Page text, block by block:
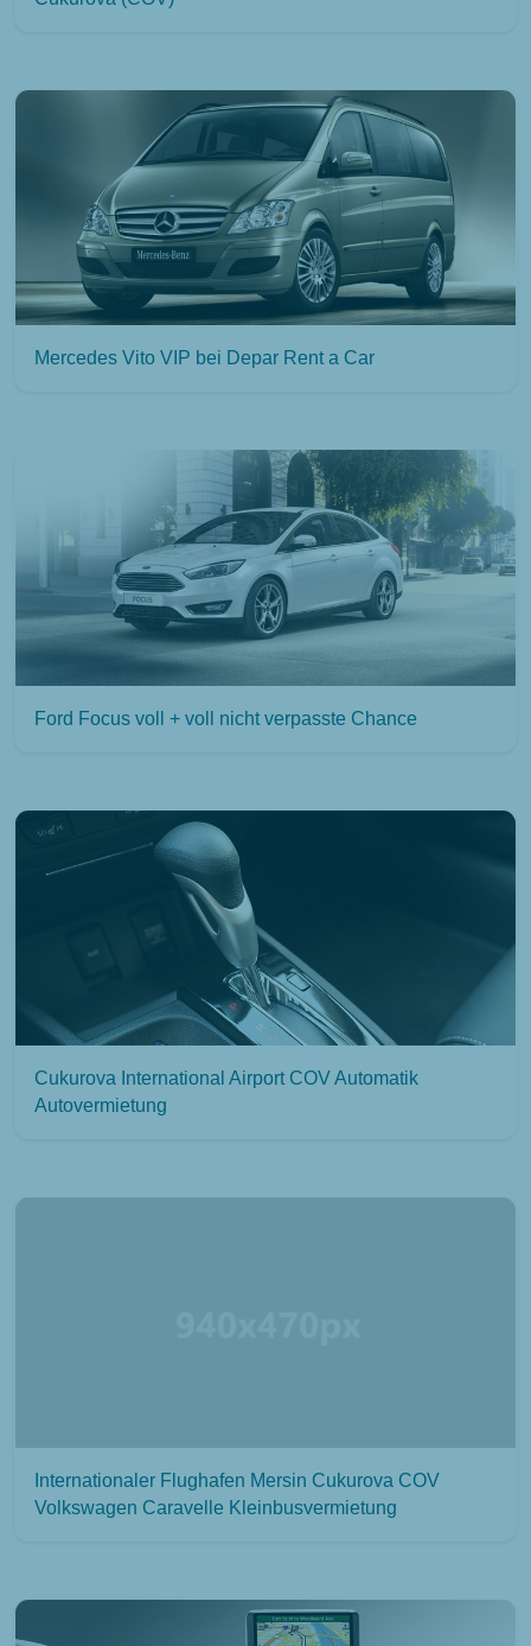
Mercedes Vito VIP bei Depar Rent a Car
Ford Focus voll + voll nicht verpasste Chance
Cukurova International Airport COV Automatik
Autovermietung
Internationaler Flughafen Mersin Cukurova COV
Volkswagen Caravelle Kleinbusvermietung